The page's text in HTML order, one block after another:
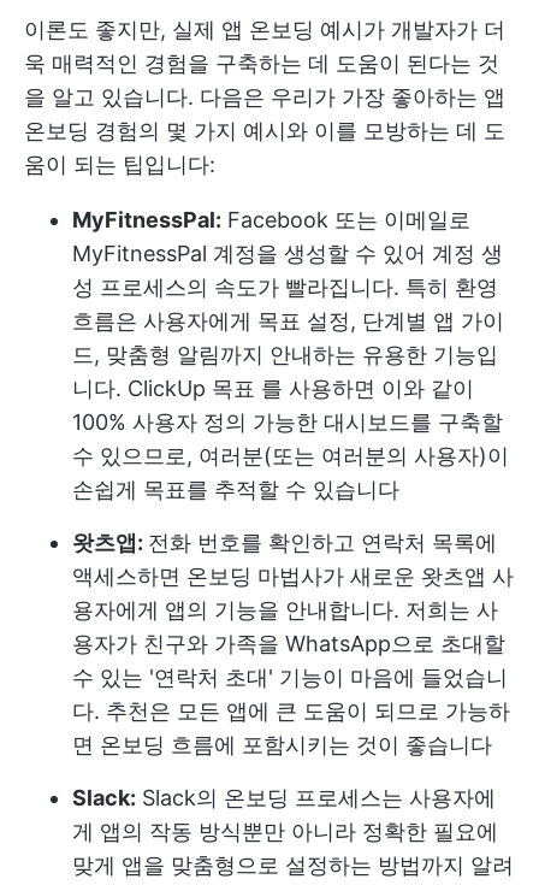
이론도 좋지만, 실제 앱 온보딩 예시가 개발자가 더
욱 매력적인 경험을 구축하는 데 도움이 된다는 것
을 알고 있습니다. 다음은 우리가 가장 좋아하는 앱
온보딩 경험의 몇 가지 예시와 이를 모방하는 데 도
움이 되는 팁입니다:
MyFitnessPal: Facebook 또는 이메일로
MyFitnessPal 계정을 생성할 수 있어 계정 생
성 프로세스의 속도가 빨라집니다. 특히 환영
흐름은 사용자에게 목표 설정, 단계별 앱 가이
드, 맞춤형 알림까지 안내하는 유용한 기능입
니다. ClickUp 목표 를 사용하면 이와 같이
100% 사용자 정의 가능한 대시보드를 구축할
수 있으므로, 여러분(또는 여러분의 사용자)이
손쉽게 목표를 추적할 수 있습니다
왓츠앱: 전화 번호를 확인하고 연락처 목록에
액세스하면 온보딩 마법사가 새로운 왓츠앱 사
용자에게 앱의 기능을 안내합니다. 저희는 사
용자가 친구와 가족을 WhatsApp으로 초대할
수 있는 '연락처 초대' 기능이 마음에 들었습니
다. 추천은 모든 앱에 큰 도움이 되므로 가능하
면 온보딩 흐름에 포함시키는 것이 좋습니다
Slack: Slack의 온보딩 프로세스는 사용자에
게 앱의 작동 방식뿐만 아니라 정확한 필요에
맞게 앱을 맞춤형으로 설정하는 방법까지 알려